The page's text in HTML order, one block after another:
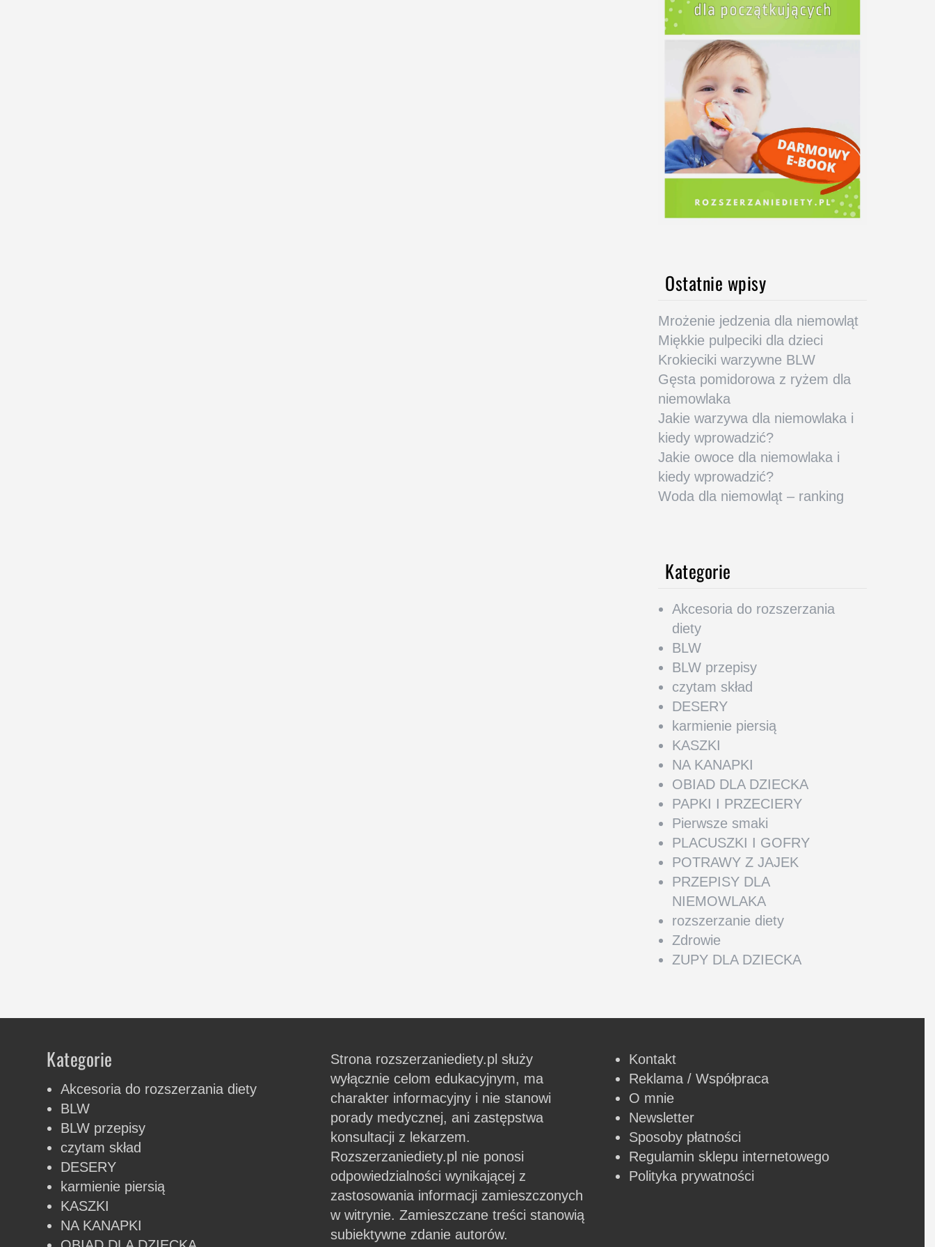
Ostatnie wpisy
Mrożenie jedzenia dla niemowląt
Miękkie pulpeciki dla dzieci
Krokieciki warzywne BLW
Gęsta pomidorowa z ryżem dla
niemowlaka
Jakie warzywa dla niemowlaka i
kiedy wprowadzić?
Jakie owoce dla niemowlaka i
kiedy wprowadzić?
Woda dla niemowląt – ranking
Kategorie
Akcesoria do rozszerzania
diety
BLW
BLW przepisy
czytam skład
DESERY
karmienie piersią
KASZKI
NA KANAPKI
OBIAD DLA DZIECKA
PAPKI I PRZECIERY
Pierwsze smaki
PLACUSZKI I GOFRY
POTRAWY Z JAJEK
PRZEPISY DLA
NIEMOWLAKA
rozszerzanie diety
Zdrowie
ZUPY DLA DZIECKA
Kategorie
Akcesoria do rozszerzania diety
BLW
BLW przepisy
czytam skład
DESERY
karmienie piersią
KASZKI
NA KANAPKI
Strona rozszerzaniediety.pl służy
wyłącznie celom edukacyjnym, ma
charakter informacyjny i nie stanowi
porady medycznej, ani zastępstwa
konsultacji z lekarzem.
Rozszerzaniediety.pl nie ponosi
odpowiedzialności wynikającej z
zastosowania informacji zamieszczonych
w witrynie.Zamieszczane treści stanowią
subiektywne zdanie autorów.
Kontakt
Reklama / Współpraca
O mnie
Newsletter
Sposoby płatności
Regulamin sklepu internetowego
Polityka prywatności